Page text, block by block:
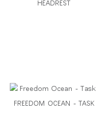
HEADREST
FREEDOM OCEAN - TASK